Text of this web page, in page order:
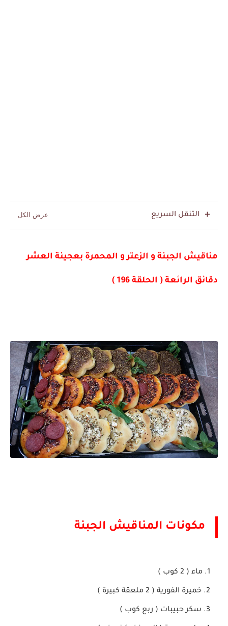
التنقل السريع
مناقيش الجبنة و الزعتر و المحمرة بعجينة العشر
دقائق الرائعة ( الحلقة 196 )
مكونات المناقيش الجبنة
ماء ( 2 كوب )
خميرة الفورية ( 2 ملعقة كبيرة )
سكر حبيبات ( ربع كوب )